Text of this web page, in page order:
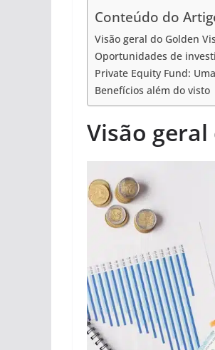
Conteúdo do
Visão geral do Golden
Oportunidades de
Private Equity Fund:
Benefícios além do visto
Visão